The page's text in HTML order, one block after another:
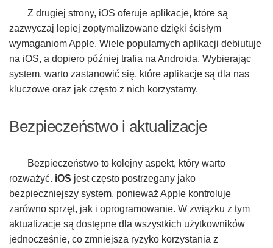
Z drugiej strony, iOS oferuje aplikacje, które są
zazwyczaj lepiej zoptymalizowane dzięki ścisłym
wymaganiom Apple. Wiele popularnych aplikacji debiutuje
na iOS, a dopiero później trafia na Androida. Wybierając
system, warto zastanowić się, które aplikacje są dla nas
kluczowe oraz jak często z nich korzystamy.
Bezpieczeństwo i aktualizacje
Bezpieczeństwo to kolejny aspekt, który warto
rozważyć. iOS jest często postrzegany jako
bezpieczniejszy system, ponieważ Apple kontroluje
zarówno sprzęt, jak i oprogramowanie. W związku z tym
aktualizacje są dostępne dla wszystkich użytkowników
jednocześnie, co zmniejsza ryzyko korzystania z